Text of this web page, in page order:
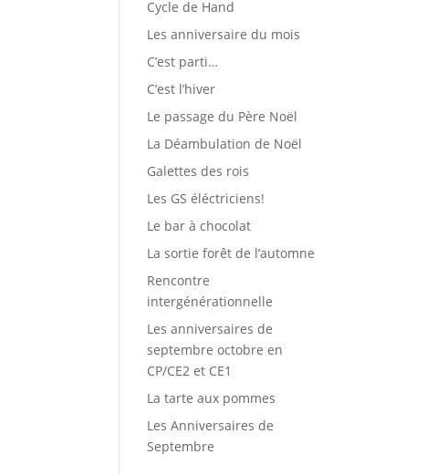
Cycle de Hand
Les anniversaire du mois
C’est parti…
C’est l’hiver
Le passage du Père Noël
La Déambulation de Noël
Galettes des rois
Les GS éléctriciens!
Le bar à chocolat
La sortie forêt de l’automne
Rencontre
intergénérationnelle
Les anniversaires de
septembre octobre en
CP/CE2 et CE1
La tarte aux pommes
Les Anniversaires de
Septembre